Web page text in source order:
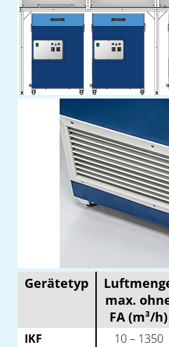
Gerätetyp
max.
FA (m³/h)
IKF 10 – 1350